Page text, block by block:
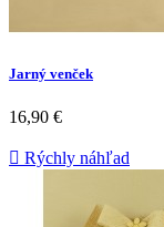
Jarný venček
16,90 €
 Rýchly náhľad